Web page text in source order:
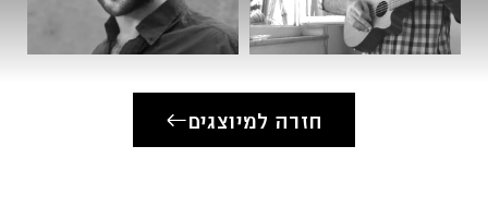
חזרה למיוצגים